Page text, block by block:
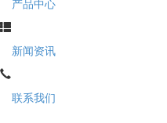
产品中心
新闻资讯
联系我们